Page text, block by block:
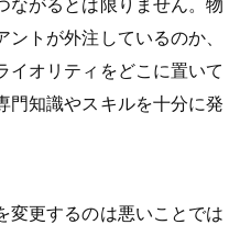
ながるとは限りません。物
トが外注しているのか、
イオリティをどこに置いて
門知識やスキルを十分に発
変更するのは悪いことでは